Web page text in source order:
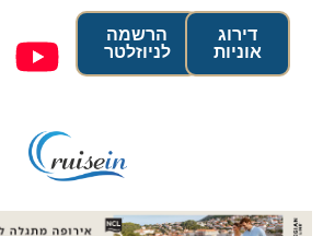
הרשמה
לניוזלטר
דירוג
אוניות